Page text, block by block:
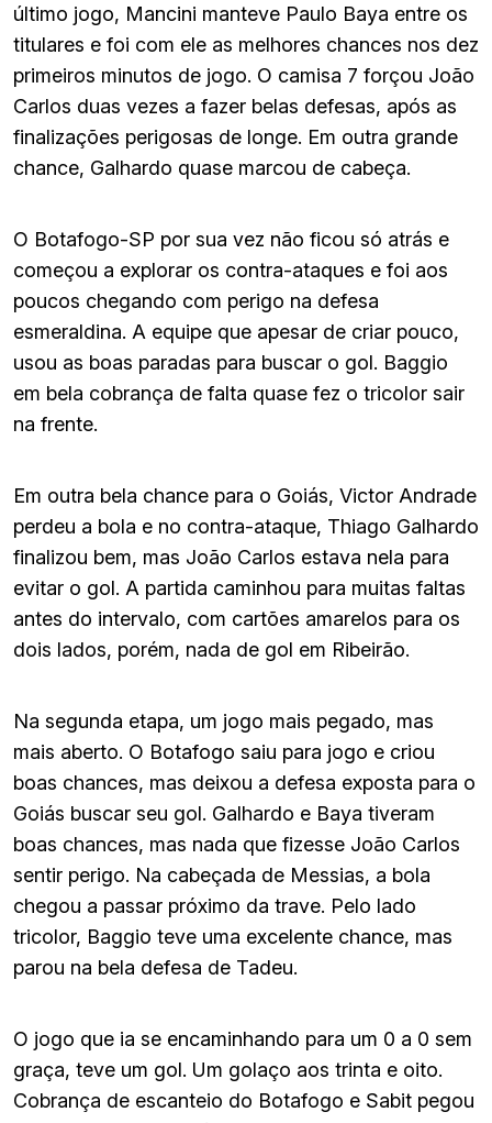
último jogo, Mancini manteve Paulo Baya entre os
titulares e foi com ele as melhores chances nos dez
primeiros minutos de jogo. O camisa 7 forçou João
Carlos duas vezes a fazer belas defesas, após as
finalizações perigosas de longe. Em outra grande
chance, Galhardo quase marcou de cabeça.
O Botafogo-SP por sua vez não ficou só atrás e
começou a explorar os contra-ataques e foi aos
poucos chegando com perigo na defesa
esmeraldina. A equipe que apesar de criar pouco,
usou as boas paradas para buscar o gol. Baggio
em bela cobrança de falta quase fez o tricolor sair
na frente.
Em outra bela chance para o Goiás, Victor Andrade
perdeu a bola e no contra-ataque, Thiago Galhardo
finalizou bem, mas João Carlos estava nela para
evitar o gol. A partida caminhou para muitas faltas
antes do intervalo, com cartões amarelos para os
dois lados, porém, nada de gol em Ribeirão.
Na segunda etapa, um jogo mais pegado, mas
mais aberto. O Botafogo saiu para jogo e criou
boas chances, mas deixou a defesa exposta para o
Goiás buscar seu gol. Galhardo e Baya tiveram
boas chances, mas nada que fizesse João Carlos
sentir perigo. Na cabeçada de Messias, a bola
chegou a passar próximo da trave. Pelo lado
tricolor, Baggio teve uma excelente chance, mas
parou na bela defesa de Tadeu.
O jogo que ia se encaminhando para um 0 a 0 sem
graça, teve um gol. Um golaço aos trinta e oito.
Cobrança de escanteio do Botafogo e Sabit pegou